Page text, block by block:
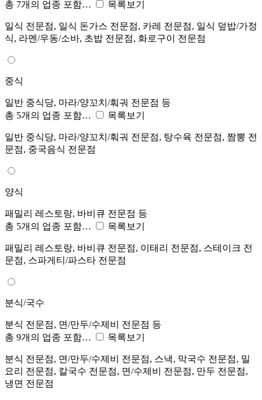
총 7개의 업종 포함… 목록보기
일식 전문점, 일식 돈가스 전문점, 카레 전문점, 일식 덮밥/가정
식, 라멘/우동/소바, 초밥 전문점, 화로구이 전문점
중식
일반 중식당, 마라/양꼬치/훠궈 전문점 등
총 5개의 업종 포함…
목록보기
일반 중식당, 마라/양꼬치/훠궈 전문점, 탕수육 전문점, 짬뽕 전
문점, 중국음식 전문점
양식
패밀리 레스토랑, 바비큐 전문점 등
총 5개의 업종 포함…
목록보기
패밀리 레스토랑, 바비큐 전문점, 이태리 전문점, 스테이크 전
문점, 스파게티/파스타 전문점
분식/국수
분식 전문점, 면/만두/수제비 전문점 등
총 9개의 업종 포함…
목록보기
분식 전문점, 면/만두/수제비 전문점, 스낵, 막국수 전문점, 밀
요리 전문점, 칼국수 전문점, 면/수제비 전문점, 만두 전문점,
냉면 전문점